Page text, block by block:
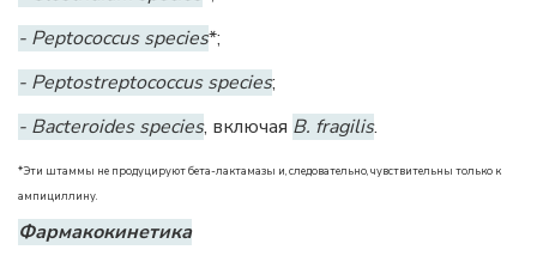
- Peptococcus species*;
- Peptostreptococcus species;
- Bacteroides species, включая B. fragilis.
*Эти штаммы не продуцируют бета-лактамазы и, следовательно, чувствительны только к
ампициллину.
Фармакокинетика